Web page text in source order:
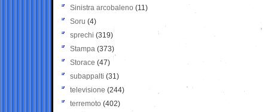
Sinistra arcobaleno (11)
Soru (4)
sprechi (319)
Stampa (373)
Storace (47)
subappalti (31)
televisione(244)
terremoto (402)